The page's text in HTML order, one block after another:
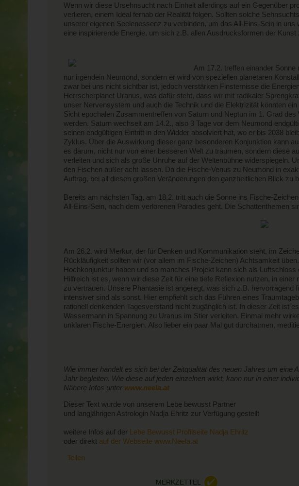
Wenn wir diese Ursehnsucht nach Einheit allerdings auf ein Gegenüber
verlieren, einem Ideal fernab der Realität folgen. Sollten solche
unserer eigenen Seelenessenz zu verbinden, um das All-Eins-Sein in
eine inspirierende Energie, um sich z.B. allen Ausdrucksformen der Kunst
Am 17.2. treffen einander
nur irgendein Neumond, sondern er wird von speziellen planetaren
zwar bei uns nicht sichtbar ist, jedoch verstärken Finsternisse die
Herrscherplanet Uranus, was dafür steht, dass wir mit radikaler
unser Nervensystem und auch die Technik und die Elektrizität könnten
Sicht epochalen Zusammentreffen von Saturn und Neptun im 1. Grad
werden. Saturn wechselt am 14.2., also 3 Tage vor dem Neumond
seinen endgültigen Eintritt in den Widder absolviert hat, wo er bis 2038
Zyklus. Über die Auswirkung dieser ganz besonderen Konjunktion kann
es darum, nicht nur von einer besseren Welt zu träumen, sondern diese
verleiten und sich als große Unruhe auf der Weltenbühne widerspiegeln.
den Fischen außer acht lassen. Da die Fische-Venus zu Neumond in
Auftrag, bei all diesen großen Veränderungen den ganzheitlichen Blick
Bereits am nächsten Tag, am 18.2. tritt auch die Sonne ins Fische-
All-Eins-Sein, nach dem verlorenen Paradies geht. Die Schattenthemen
Am 26.2. wird Merkur, der für Denken und Kommunikation steht, im
Rückläufigkeit sollten wir (vor allem im Fische-Zeichen) Achtsamkeit
Hochkonjunktur haben und so manches Projekt kann sich als
Hilfreich ist es, wenn wir diese Zeit für eine tiefe Reflexion nutzen, in
zu vertrauen. Unsere Phantasie ist angeregt, was sich z.B.
intensiver sind als sonst. Hier empfiehlt sich das Führen eines
rationell denkenden Tagesverstand nicht zugänglich ist. In dieser Zeit ist
Wassermann in Spannung zu Uranus im Stier verleiten. Einmal mehr
unklaren Fische-Energien. Also lieber ein paar Mal gut durchatmen,
Wie immer handelt es sich bei der Zeitqualität des neuen Jahres um
Jahr begleiten. Wie diese auf jeden einzelnen wirkt, kann nur in einer
Nähere Infos unter www.neela.at
Dieser Text wurde von unserem Lebe bewusst Partner
und langjährigen Astrologin Nadja Ehritz zur Verfügung gestellt
weitere Infos auf der Lebe Bewusst Profilseite Nadja Ehritz
oder direkt auf der Webseite www.Neela.at
Teilen
MERKZETTEL